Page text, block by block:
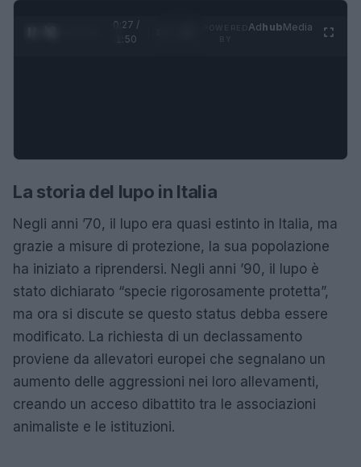
0:28 /
1:50
AdhubMedia
La storia del lupo in Italia
Negli anni ’70, il lupo era quasi estinto in Italia, ma
grazie a misure di protezione, la sua popolazione
ha iniziato a riprendersi. Negli anni ’90, il lupo è
stato dichiarato “specie rigorosamente protetta”,
ma ora si discute se questo status debba essere
modificato. La richiesta di un declassamento
proviene da allevatori europei che segnalano un
aumento delle aggressioni nei loro allevamenti,
creando un acceso dibattito tra le associazioni
animaliste e le istituzioni.